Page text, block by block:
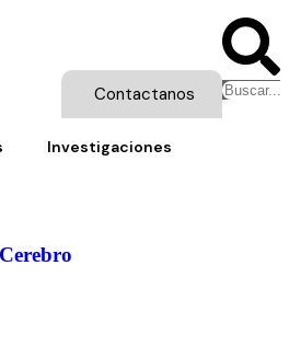
Contactanos
Investigaciones